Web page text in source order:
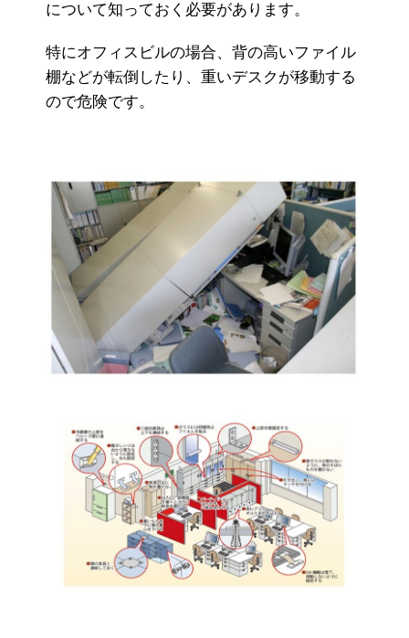
について知っておく必要があります。
特にオフィスビルの場合、背の高いファイル
棚などが転倒したり、重いデスクが移動する
ので危険です。